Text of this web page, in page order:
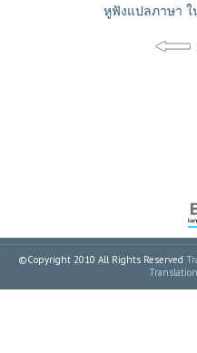
หูฟังแปลภาษา
©Copyright 2010 All Rights Reserved